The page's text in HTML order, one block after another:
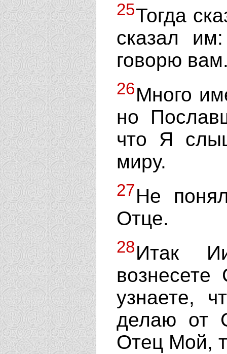
25Тогда
сказал
говорю
26Много
но
что Я
миру.
27Не
Отце.
28Итак
вознесете
узнаете,
делаю от
Отец Мой,